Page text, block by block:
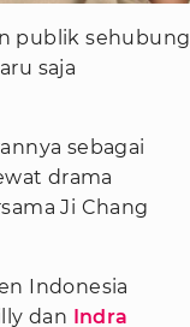
publik sehubung
saja
sebagai
drama
Ji Chang
Indonesia
dan
Indra